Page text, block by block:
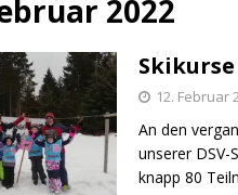
2022
Skikurse
12. Februar
An den
unserer
knapp 80